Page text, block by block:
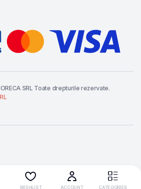
Cere oferta
SRL Toate drepturile rezervate.
WISHLIST ACCOUNT CATEGORIES